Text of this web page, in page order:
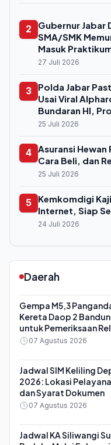
2
Gubernur Jabar
SMA/SMK
Masuk
27 Juli 2026
3
Polda Jabar
Usai Viral
Bundaran HI,
Digelar
25 Juli 2026
4
Asuransi Hewan
Cara Beli, dan
25 Juli 2026
5
Kemkomdigi
Internet, Siap
24 Juli 2026
Daerah
Gempa M5,3
Kereta Daop 2
untuk Pemeriksaan Rel
07 Agustus 2026
Jadwal SIM Keliling
2026: Lokasi
dan Syarat Dokumen
07 Agustus 2026
Jadwal KA Siliwangi